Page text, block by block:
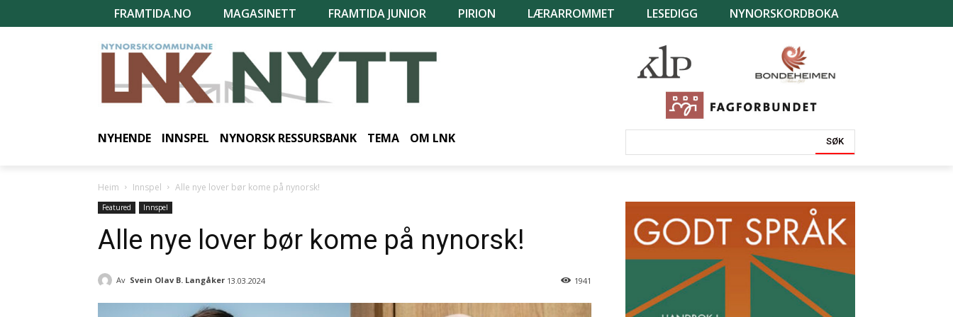
FRAMTIDA.NO MAGASINETT FRAMTIDA JUNIOR PIRION LÆRARROMMET LESEDIGG NYNORSKORDBOKA
NYHENDE INNSPEL NYNORSK RESSURSBANK TEMA OM LNK SØK
Heim Innspel Alle nye lover bør kome på nynorsk!
Featured Innspel
Alle nye lover bør kome på nynorsk!
Av Svein Olav B. Langåker 13.03.2024 1941